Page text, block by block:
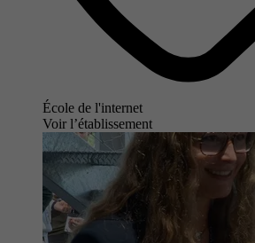
École de l'internet
Voir l’établissement